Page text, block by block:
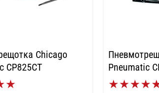
Chicago
CP825CT
★
Pneumatic
★★★★